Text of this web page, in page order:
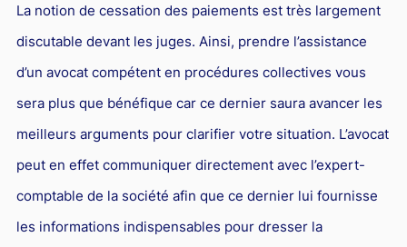
La notion de cessation des paiements est très largement
discutable devant les juges. Ainsi, prendre l’assistance
d’un avocat compétent en procédures collectives vous
sera plus que bénéfique car ce dernier saura avancer les
meilleurs arguments pour clarifier votre situation. L’avocat
peut en effet communiquer directement avec l’expert-
comptable de la société afin que ce dernier lui fournisse
les informations indispensables pour dresser la